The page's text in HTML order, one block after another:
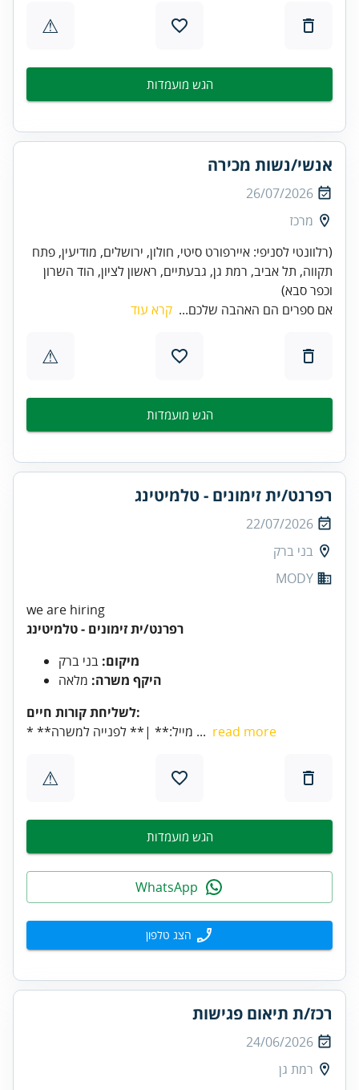
⚠
הגש מועמדות
אנשי/נשות מכירה
26/07/2026
מרכז
(רלוונטי לסניפי: איירפורט סיטי, חולון, ירושלים, מודיעין, פתח
תקווה, תל אביב, רמת גן, גבעתיים, ראשון לציון, הוד השרון
וכפר סבא)
אם ספרים הם האהבה שלכם... קרא עוד
⚠
הגש מועמדות
רפרנט/ית זימונים - טלמיטינג
22/07/2026
בני ברק
MODY
we are hiring
רפרנט/ית זימונים - טלמיטינג
מיקום: בני ברק
היקף משרה: מלאה
לשליחת קורות חיים:
* **מייל:** |** לפנייה למשרה ... read more
⚠
הגש מועמדות
הצג טלפון
רכז/ת תיאום פגישות
24/06/2026
רמת גן